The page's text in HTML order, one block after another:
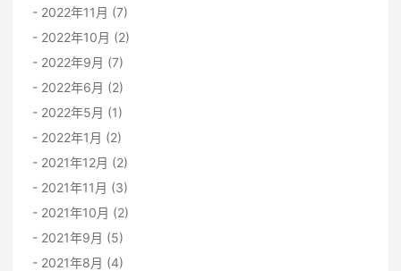
2022年11月 (7)
2022年10月 (2)
2022年9月 (7)
2022年6月 (2)
2022年5月 (1)
2022年1月 (2)
2021年12月 (2)
2021年11月 (3)
2021年10月 (2)
2021年9月 (5)
2021年8月 (4)